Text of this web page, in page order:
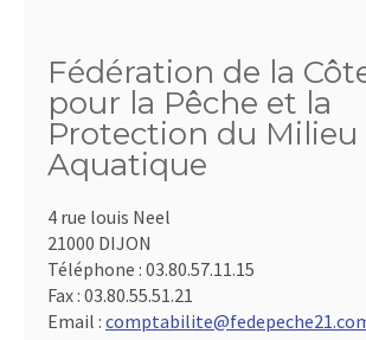
Fédération de la
pour la Pêche et la
Protection du Milieu
Aquatique
4 rue louis Neel
21000 DIJON
Téléphone : 03.80.57.11.15
Fax : 03.80.55.51.21
Email :